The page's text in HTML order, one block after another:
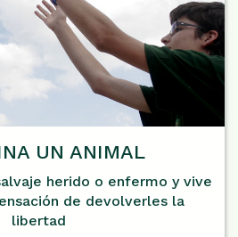
UN ANIMAL
herido o enfermo y vive
de devolverles la
libertad